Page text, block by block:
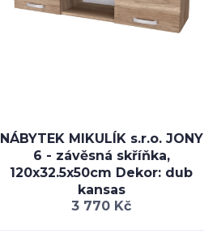
NÁBYTEK MIKULÍK s.r.o. JONY
6 - závěsná skříňka,
120x32.5x50cm Dekor: dub
kansas
3 770 Kč